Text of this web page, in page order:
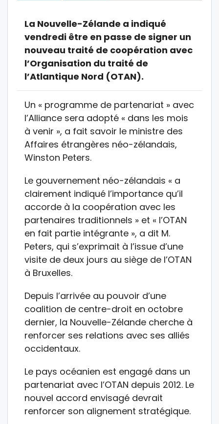
La Nouvelle-Zélande a indiqué
vendredi être en passe de signer un
nouveau traité de coopération avec
l’Organisation du traité de
l’Atlantique Nord (OTAN).
Un « programme de partenariat » avec
l’Alliance sera adopté « dans les mois
à venir », a fait savoir le ministre des
Affaires étrangères néo-zélandais,
Winston Peters.
Le gouvernement néo-zélandais « a
clairement indiqué l’importance qu’il
accorde à la coopération avec les
partenaires traditionnels » et « l’OTAN
en fait partie intégrante », a dit M.
Peters, qui s’exprimait à l’issue d’une
visite de deux jours au siège de l’OTAN
à Bruxelles.
Depuis l’arrivée au pouvoir d’une
coalition de centre-droit en octobre
dernier, la Nouvelle-Zélande cherche à
renforcer ses relations avec ses alliés
occidentaux.
Le pays océanien est engagé dans un
partenariat avec l’OTAN depuis 2012. Le
nouvel accord envisagé devrait
renforcer son alignement stratégique.